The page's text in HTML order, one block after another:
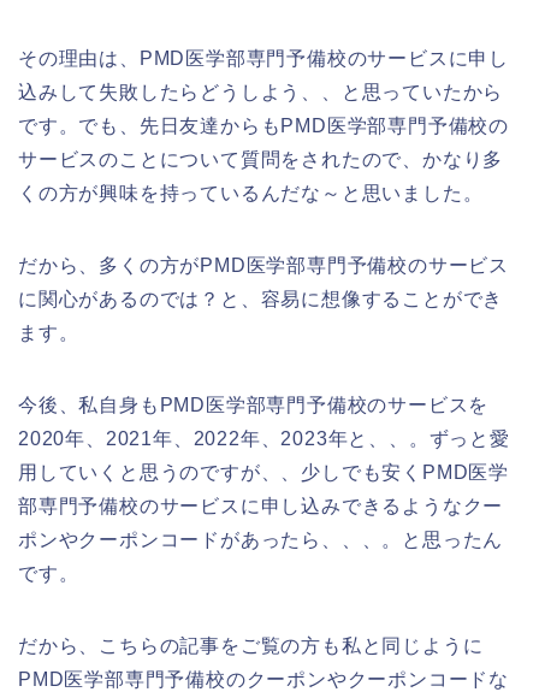
その理由は、PMD医学部専門予備校のサービスに申し
込みして失敗したらどうしよう、、と思っていたから
です。でも、先日友達からもPMD医学部専門予備校の
サービスのことについて質問をされたので、かなり多
くの方が興味を持っているんだな～と思いました。
だから、多くの方がPMD医学部専門予備校のサービス
に関心があるのでは？と、容易に想像することができ
ます。
今後、私自身もPMD医学部専門予備校のサービスを
2020年、2021年、2022年、2023年と、、。ずっと愛
用していくと思うのですが、、少しでも安くPMD医学
部専門予備校のサービスに申し込みできるようなクー
ポンやクーポンコードがあったら、、、。と思ったん
です。
だから、こちらの記事をご覧の方も私と同じように
PMD医学部専門予備校のクーポンやクーポンコードな